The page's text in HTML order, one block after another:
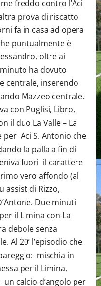
freddo contro l’Aci
prova di riscatto
fa in casa ad opera
puntualmente è
oltre ai
ha dovuto
centrale, inserendo
Mazzeo centrale.
con Puglisi, Libro,
il duo La Valle – La
per Aci S. Antonio che
la palla a fin di
fuori il carattere
vero affondo (al
assist di Rizzo,
Due minuti
il Limina con La
debole senza
Al 20’ l’episodio che
mischia in
per il Limina,
calcio d’angolo per